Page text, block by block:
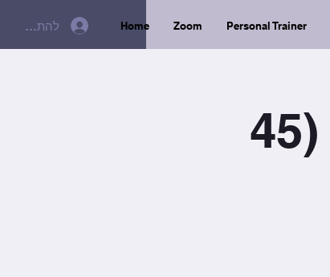
להתחברות Home Zoom Personal Trainer
יום ה׳ / 19:00 / היט וכוח (45